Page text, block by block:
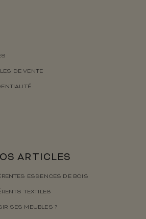
DE VENTE
ARTICLES
ESSENCES DE BOIS
TEXTILES
SES MEUBLES ?